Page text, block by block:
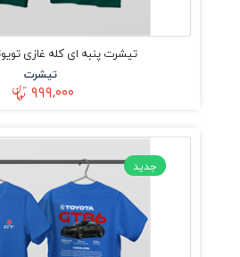
تیشرت پنبه ای کله غازی
تیشرت
۹۹۹,۰۰۰
جدید